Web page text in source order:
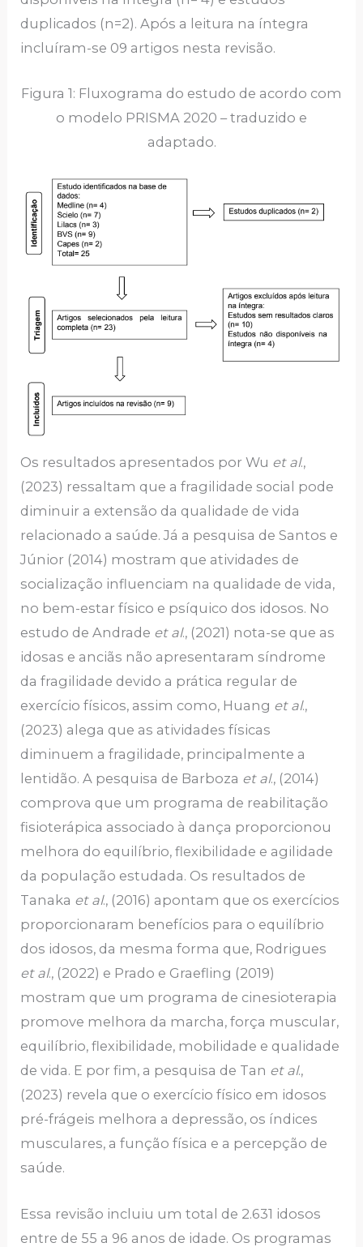
duplicados (n=2). Após a leitura na íntegra
incluíram-se 09 artigos nesta revisão.
Figura 1: Fluxograma do estudo de acordo com
o modelo PRISMA 2020 – traduzido e
adaptado.
Os resultados apresentados por Wu et al.,
(2023) ressaltam que a fragilidade social pode
diminuir a extensão da qualidade de vida
relacionado a saúde. Já a pesquisa de Santos e
Júnior (2014) mostram que atividades de
socialização influenciam na qualidade de vida,
no bem-estar físico e psíquico dos idosos. No
estudo de Andrade et al., (2021) nota-se que as
idosas e anciãs não apresentaram síndrome
da fragilidade devido a prática regular de
exercício físicos, assim como, Huang et al.,
(2023) alega que as atividades físicas
diminuem a fragilidade, principalmente a
lentidão. A pesquisa de Barboza et al., (2014)
comprova que um programa de reabilitação
fisioterápica associado à dança proporcionou
melhora do equilíbrio, flexibilidade e agilidade
da população estudada. Os resultados de
Tanaka et al., (2016) apontam que os exercícios
proporcionaram benefícios para o equilíbrio
dos idosos, da mesma forma que, Rodrigues
et al., (2022) e Prado e Graefling (2019)
mostram que um programa de cinesioterapia
promove melhora da marcha, força muscular,
equilíbrio, flexibilidade, mobilidade e qualidade
de vida. E por fim, a pesquisa de Tan et al.,
(2023) revela que o exercício físico em idosos
pré-frágeis melhora a depressão, os índices
musculares, a função física e a percepção de
saúde.
Essa revisão incluiu um total de 2.631 idosos
entre de 55 a 96 anos de idade. Os programas